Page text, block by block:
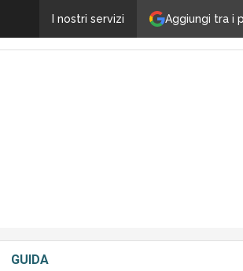
Aggiungi tra i
I nostri servizi
Tendenze tecnologiche per l’ICT
GUIDA